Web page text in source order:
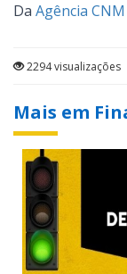
Da Agência
2294 visualizações
Mais em